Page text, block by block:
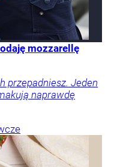
mozzarellę
przepadniesz. Jeden
naprawdę